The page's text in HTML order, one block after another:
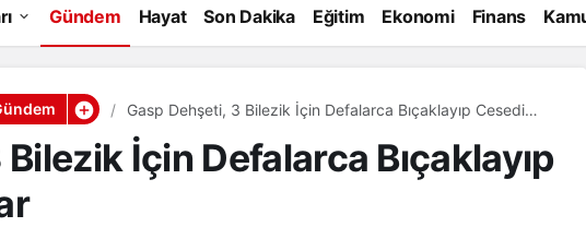
Gündem Hayat Son Dakika Eğitim Ekonomi Finans
Gasp Dehşeti, 3 Bilezik İçin Defalarca Bıçaklayıp Cesedi
İçin Defalarca Bıçaklayıp